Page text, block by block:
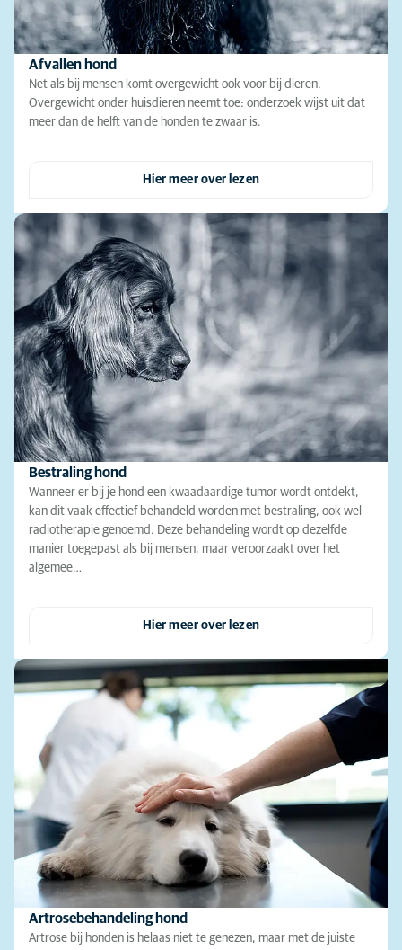
Afvallen hond
Net als bij mensen komt overgewicht ook voor bij dieren.
Overgewicht onder huisdieren neemt toe: onderzoek wijst uit dat
meer dan de helft van de honden te zwaar is.
Hier meer over lezen
Bestraling hond
Wanneer er bij je hond een kwaadaardige tumor wordt ontdekt,
kan dit vaak effectief behandeld worden met bestraling, ook wel
radiotherapie genoemd. Deze behandeling wordt op dezelfde
manier toegepast als bij mensen, maar veroorzaakt over het
algemee…
Hier meer over lezen
Artrosebehandeling hond
Artrose bij honden is helaas niet te genezen, maar met de juiste